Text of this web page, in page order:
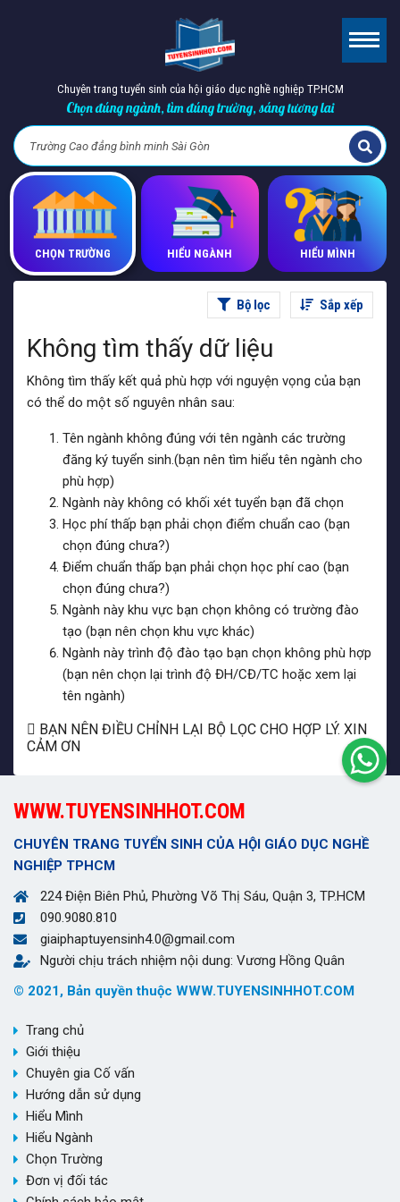
Chuyên trang tuyển sinh của hội giáo dục nghề nghiệp TP.HCM
Chọn đúng ngành, tìm đúng trường, sáng tương lai
HIỂU MÌNH
HIỂU NGÀNH
CHỌN TRƯỜNG
Bộ lọc Sắp xếp
Không tìm thấy dữ liệu
Không tìm thấy kết quả phù hợp với nguyện vọng của bạn
có thể do một số nguyên nhân sau:
Tên ngành không đúng với tên ngành các trường
đăng ký tuyển sinh.(bạn nên tìm hiểu tên ngành cho
phù hợp)
Ngành này không có khối xét tuyển bạn đã chọn
Học phí thấp bạn phải chọn điểm chuẩn cao (bạn
chọn đúng chưa?)
Điểm chuẩn thấp bạn phải chọn học phí cao (bạn
chọn đúng chưa?)
Ngành này khu vực bạn chọn không có trường đào
tạo (bạn nên chọn khu vực khác)
Ngành này trình độ đào tạo bạn chọn không phù hợp
(bạn nên chọn lại trình độ ĐH/CĐ/TC hoặc xem lại
tên ngành)
BẠN NÊN ĐIỀU CHỈNH LẠI BỘ LỌC CHO HỢP LÝ. XIN
CẢM ƠN
WWW.TUYENSINHHOT.COM
CHUYÊN TRANG TUYỂN SINH CỦA HỘI GIÁO DỤC NGHỀ
NGHIỆP TPHCM
224 Điện Biên Phủ, Phường Võ Thị Sáu, Quận 3, TP.HCM
090.9080.810
giaiphaptuyensinh4.0@gmail.com
Người chịu trách nhiệm nội dung: Vương Hồng Quân
© 2021, Bản quyền thuộc WWW.TUYENSINHHOT.COM
Trang chủ
Giới thiệu
Chuyên gia Cố vấn
Hướng dẫn sử dụng
Hiểu Mình
Hiểu Ngành
Chọn Trường
Đơn vị đối tác